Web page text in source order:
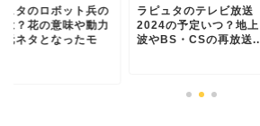
ュタのテレビ放送
の予定いつ？地上
BS・CSの再放送...
ラピュタ登場人物の英語
スペルは？本名や名前の
由来も紹介します